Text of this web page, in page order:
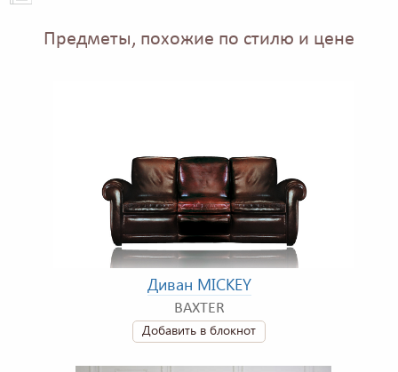
Предметы, похожие по стилю и цене
Диван MICKEY
BAXTER
Добавить в блокнот